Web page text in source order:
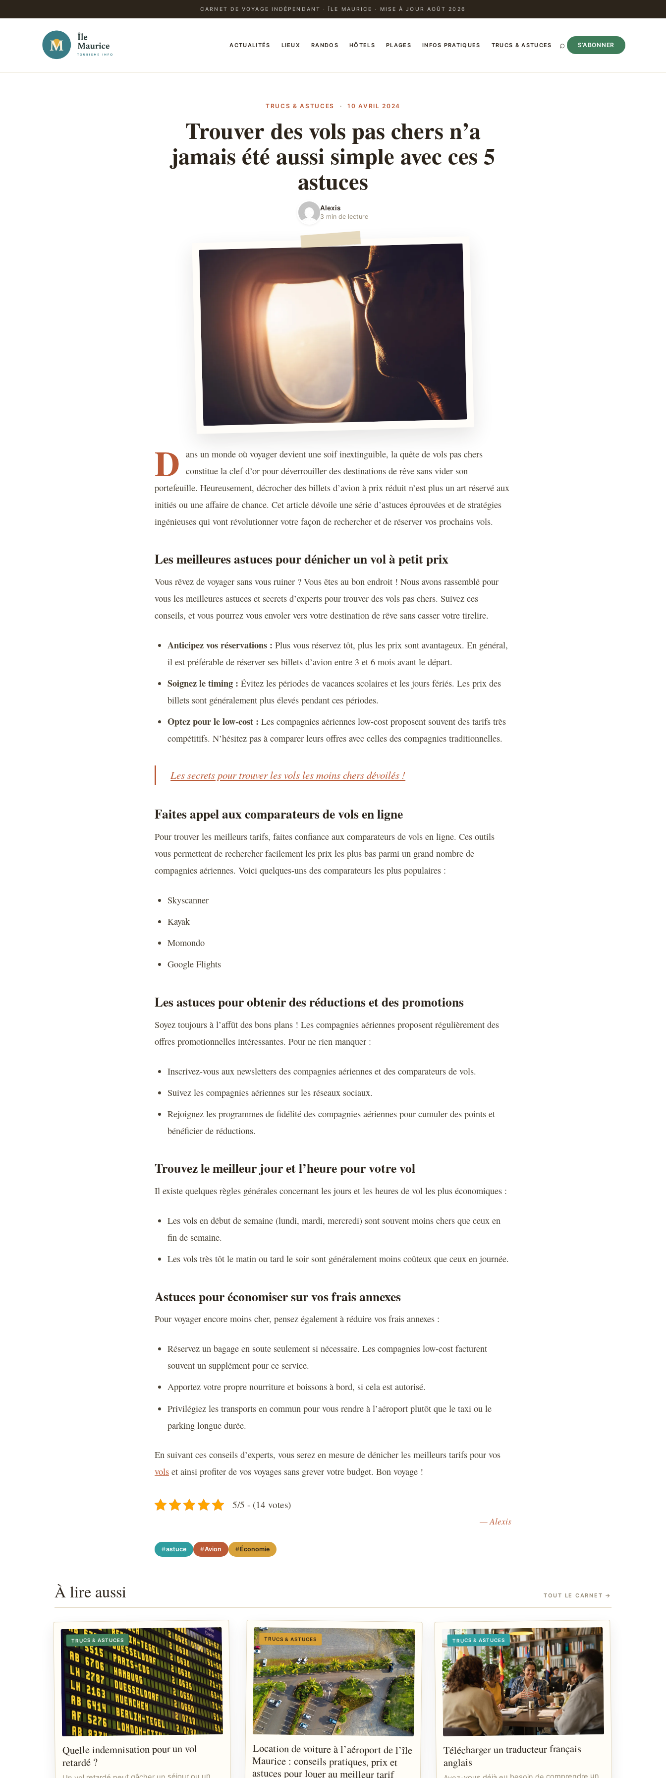
CARNET DE VOYAGE INDÉPENDANT · ÎLE MAURICE · MISE À JOUR AOÛT 2026
ACTUALITÉS LIEUX RANDOS HÔTELS PLAGES INFOS PRATIQUES TRUCS & ASTUCES ⌕ S’ABONNER
TRUCS & ASTUCES · 10 AVRIL 2024
Trouver des vols pas chers n’a
jamais été aussi simple avec ces 5
astuces
Alexis
3 min de lecture
D ans un monde où voyager devient une soif inextinguible, la quête de vols pas chers
constitue la clef d’or pour déverrouiller des destinations de rêve sans vider son
portefeuille. Heureusement, décrocher des billets d’avion à prix réduit n’est plus un art réservé aux
initiés ou une affaire de chance. Cet article dévoile une série d’astuces éprouvées et de stratégies
ingénieuses qui vont révolutionner votre façon de rechercher et de réserver vos prochains vols.
Les meilleures astuces pour dénicher un vol à petit prix
Vous rêvez de voyager sans vous ruiner ? Vous êtes au bon endroit ! Nous avons rassemblé pour
vous les meilleures astuces et secrets d’experts pour trouver des vols pas chers. Suivez ces
conseils, et vous pourrez vous envoler vers votre destination de rêve sans casser votre tirelire.
Anticipez vos réservations : Plus vous réservez tôt, plus les prix sont avantageux. En général,
il est préférable de réserver ses billets d’avion entre 3 et 6 mois avant le départ.
Soignez le timing : Évitez les périodes de vacances scolaires et les jours fériés. Les prix des
billets sont généralement plus élevés pendant ces périodes.
Optez pour le low-cost : Les compagnies aériennes low-cost proposent souvent des tarifs très
compétitifs. N’hésitez pas à comparer leurs offres avec celles des compagnies traditionnelles.
Les secrets pour trouver les vols les moins chers dévoilés !
Faites appel aux comparateurs de vols en ligne
Pour trouver les meilleurs tarifs, faites confiance aux comparateurs de vols en ligne. Ces outils
vous permettent de rechercher facilement les prix les plus bas parmi un grand nombre de
compagnies aériennes. Voici quelques-uns des comparateurs les plus populaires :
Skyscanner
Kayak
Momondo
Google Flights
Les astuces pour obtenir des réductions et des promotions
Soyez toujours à l’affût des bons plans ! Les compagnies aériennes proposent régulièrement des
offres promotionnelles intéressantes. Pour ne rien manquer :
Inscrivez-vous aux newsletters des compagnies aériennes et des comparateurs de vols.
Suivez les compagnies aériennes sur les réseaux sociaux.
Rejoignez les programmes de fidélité des compagnies aériennes pour cumuler des points et
bénéficier de réductions.
Trouvez le meilleur jour et l’heure pour votre vol
Il existe quelques règles générales concernant les jours et les heures de vol les plus économiques :
Les vols en début de semaine (lundi, mardi, mercredi) sont souvent moins chers que ceux en
fin de semaine.
Les vols très tôt le matin ou tard le soir sont généralement moins coûteux que ceux en journée.
Astuces pour économiser sur vos frais annexes
Pour voyager encore moins cher, pensez également à réduire vos frais annexes :
Réservez un bagage en soute seulement si nécessaire. Les compagnies low-cost facturent
souvent un supplément pour ce service.
Apportez votre propre nourriture et boissons à bord, si cela est autorisé.
Privilégiez les transports en commun pour vous rendre à l’aéroport plutôt que le taxi ou le
parking longue durée.
En suivant ces conseils d’experts, vous serez en mesure de dénicher les meilleurs tarifs pour vos
vols et ainsi profiter de vos voyages sans grever votre budget. Bon voyage !
5/5 - (14 votes)
— Alexis
astuce Avion Économie
À lire aussi TOUT LE CARNET →
TRUCS & ASTUCES
Quelle indemnisation pour un vol
retardé ?
TRUCS & ASTUCES
Location de voiture à l’aéroport de l’île
Maurice : conseils pratiques, prix et
astuces pour louer au meilleur tarif
TRUCS & ASTUCES
Télécharger un traducteur français
anglais